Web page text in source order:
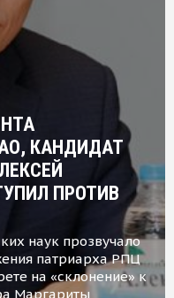
КАНДИДАТ
ПРОТИВ
наук прозвучало
патриарха РПЦ
на «склонение» к
Маргариты